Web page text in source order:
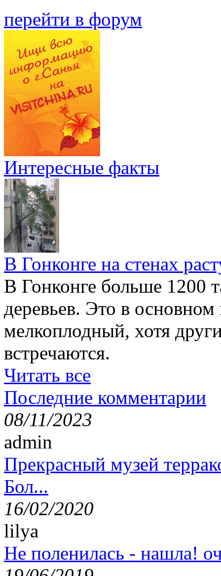
перейти в форум
Интересные факты
В Гонконге на стенах
В Гонконге больше 1200
деревьев. Это в
мелкоплодный, хотя
встречаются.
Читать все
Последние комментарии
08/11/2023
admin
Прекрасный музей
Бол...
16/02/2020
lilya
Не поленилась - нашла!